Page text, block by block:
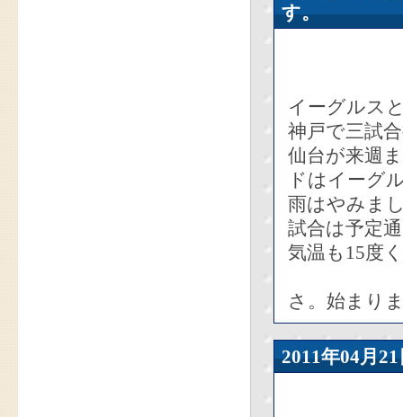
す。
イーグルス
神戸で三試
仙台が来週
ドはイーグ
雨はやみま
試合は予定
気温も15度
さ。始まり
2011年04